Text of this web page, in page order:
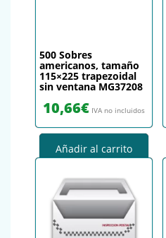
500 Sobres
americanos, tamaño
115×225 trapezoidal
sin ventana MG37208
10,66€ IVA no incluidos
Añadir al carrito